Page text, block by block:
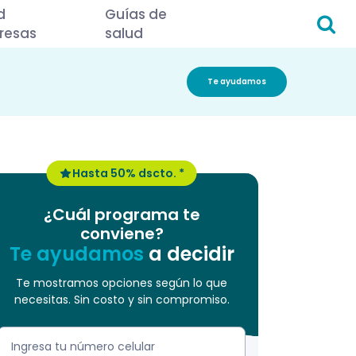
Guías de
salud
Te ayudamos
Hasta 50% dscto. *
¿Cuál programa te
conviene?
Te ayudamos a decidir
Te mostramos opciones según lo que
necesitas. Sin costo y sin compromiso.